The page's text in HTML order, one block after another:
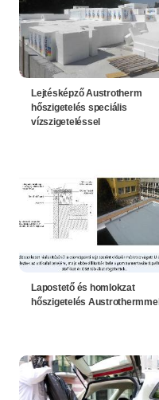
Lejtésképző Austrotherm
hőszigetelés speciális
vízszigeteléssel
Lapostető és homlokzat
hőszigetelés Austrothermmel